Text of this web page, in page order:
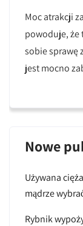
Moc atrakcji
powoduje, że
sobie sprawę
jest mocno
Nowe
Używana
mądrze
Rybnik